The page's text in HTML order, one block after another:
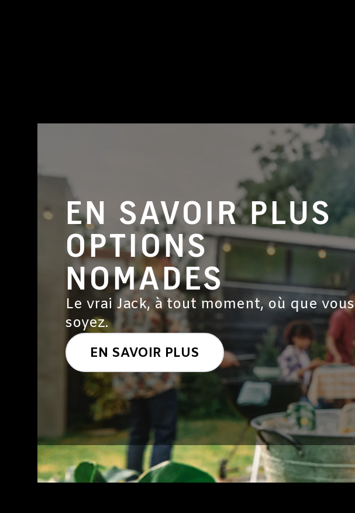
EN SAVOIR PLUS
OPTIONS
NOMADES
Le vrai Jack, à tout moment, où que vous
soyez.
EN SAVOIR PLUS